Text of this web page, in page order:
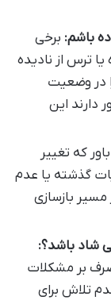
باشم: برخی
یا ترس از نادیده
در وضعیت
دارند این
که تغییر
گذشته یا عدم
مسیر بازسازی
شاد باشد؟:
بر مشکلات
تلاش برای